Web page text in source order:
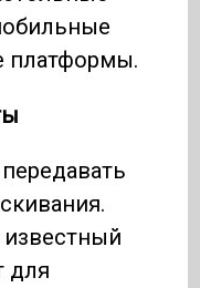
платформы.
для